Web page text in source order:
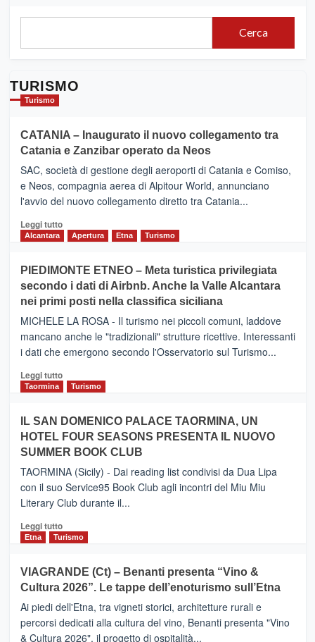
Cerca
TURISMO
Turismo
CATANIA – Inaugurato il nuovo collegamento tra
Catania e Zanzibar operato da Neos
SAC, società di gestione degli aeroporti di Catania e Comiso,
e Neos, compagnia aerea di Alpitour World, annunciano
l'avvio del nuovo collegamento diretto tra Catania...
Leggi tuttoLeggi
CATANIA
–
Inaugurato
il
nuovo
collegamento
tra
e
Zanzibar
da
Neos
Alcantara Apertura Etna Turismo
PIEDIMONTE ETNEO – Meta turistica privilegiata
secondo i dati di Airbnb. Anche la Valle Alcantara
nei primi posti nella classifica siciliana
MICHELE LA ROSA - Il turismo nei piccoli comuni, laddove
mancano anche le "tradizionali" strutture ricettive. Interessanti
i dati che emergono secondo l'Osservatorio sul Turismo...
Leggi tuttoLeggi
PIEDIMONTE
ETNEO
–
Meta
turistica
privilegiata
secondo
dati
di
Anche
la
Alcantara
nei
Taormina Turismo
IL SAN DOMENICO PALACE TAORMINA, UN
HOTEL FOUR SEASONS PRESENTA IL NUOVO
SUMMER BOOK CLUB
TAORMINA (Sicily) - Dai reading list condivisi da Dua Lipa
con il suo Service95 Book Club agli incontri del Miu Miu
Literary Club durante il...
Leggi tuttoLeggi
di
IL
SAN
DOMENICO
PALACE
TAORMINA,
Etna Turismo
VIAGRANDE (Ct) – Benanti presenta “Vino &
Cultura 2026”. Le tappe dell’enoturismo sull’Etna
Ai piedi dell'Etna, tra vigneti storici, architetture rurali e
percorsi dedicati alla cultura del vino, Benanti presenta "Vino
& Cultura 2026", il progetto di ospitalità...